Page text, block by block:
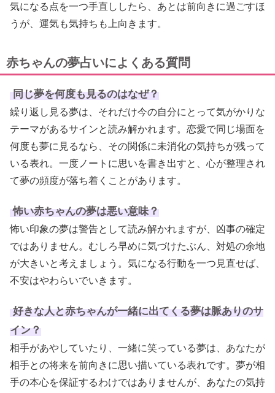
気になる点を一つ手直ししたら、あとは前向きに過ごすほ
うが、運気も気持ちも上向きます。
赤ちゃんの夢占いによくある質問
同じ夢を何度も見るのはなぜ？
繰り返し見る夢は、それだけ今の自分にとって気がかりな
テーマがあるサインと読み解かれます。恋愛で同じ場面を
何度も夢に見るなら、その関係に未消化の気持ちが残って
いる表れ。一度ノートに思いを書き出すと、心が整理され
て夢の頻度が落ち着くことがあります。
怖い赤ちゃんの夢は悪い意味？
怖い印象の夢は警告として読み解かれますが、凶事の確定
ではありません。むしろ早めに気づけたぶん、対処の余地
が大きいと考えましょう。気になる行動を一つ見直せば、
不安はやわらいでいきます。
好きな人と赤ちゃんが一緒に出てくる夢は脈ありのサ
イン？
相手があやしていたり、一緒に笑っている夢は、あなたが
相手との将来を前向きに思い描いている表れです。夢が相
手の本心を保証するわけではありませんが、あなたの気持